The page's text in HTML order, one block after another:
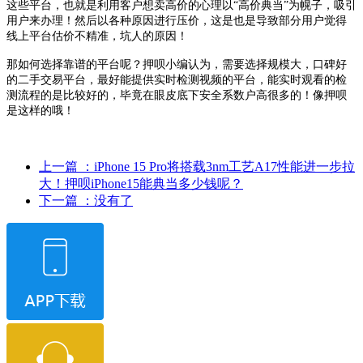
这些平台，也就是利用客户想卖高价的心理以“高价典当”为幌子，吸引
用户来办理！然后以各种原因进行压价，这是也是导致部分用户觉得
线上平台估价不精准，坑人的原因！
那如何选择靠谱的平台呢？押呗小编认为，需要选择规模大，口碑好
的二手交易平台，最好能提供实时检测视频的平台，能实时观看的检
测流程的是比较好的，毕竟在眼皮底下安全系数户高很多的！像押呗
是这样的哦！
上一篇
：iPhone 15 Pro将搭载3nm工艺A17性能进一步拉
大！押呗iPhone15能典当多少钱呢？
下一篇
：没有了